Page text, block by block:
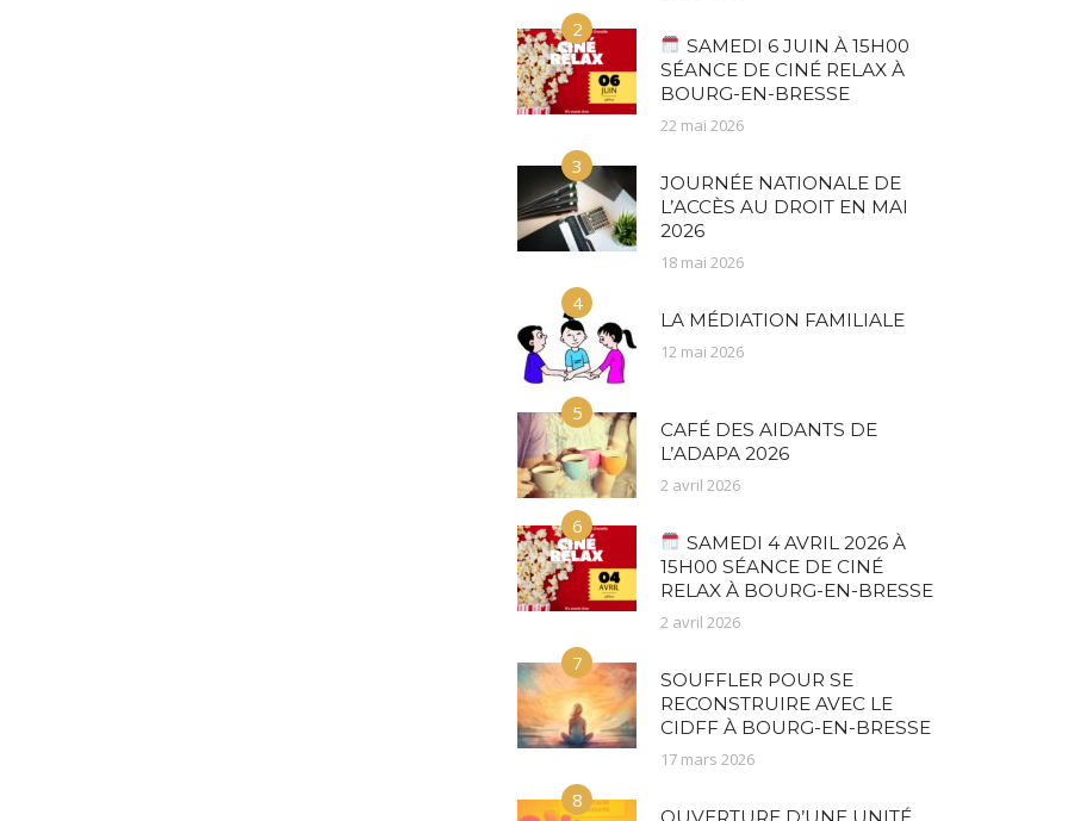
2
SAMEDI 6 JUIN À 15H00
SÉANCE DE CINÉ RELAX À
BOURG-EN-BRESSE
22 mai 2026
3
JOURNÉE NATIONALE DE
L’ACCÈS AU DROIT EN MAI
2026
18 mai 2026
4
LA MÉDIATION FAMILIALE
12 mai 2026
5
CAFÉ DES AIDANTS DE
L’ADAPA 2026
2 avril 2026
6
SAMEDI 4 AVRIL 2026 À
15H00 SÉANCE DE CINÉ
RELAX À BOURG-EN-BRESSE
2 avril 2026
7
SOUFFLER POUR SE
RECONSTRUIRE AVEC LE
CIDFF À BOURG-EN-BRESSE
17 mars 2026
8